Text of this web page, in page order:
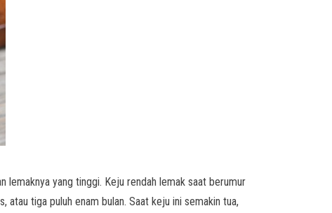
lemaknya yang tinggi. Keju rendah lemak saat berumur
atau tiga puluh enam bulan. Saat keju ini semakin tua,